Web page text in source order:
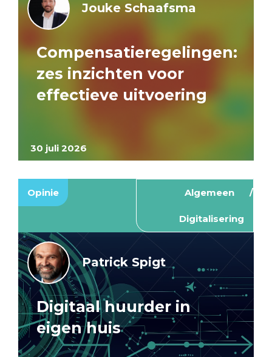
30 juli 2026
Jouke Schaafsma
Compensatieregelingen:
zes inzichten voor
effectieve uitvoering
Opinie Algemeen
Digitalisering
Patrick Spigt
Digitaal huurder in
eigen huis